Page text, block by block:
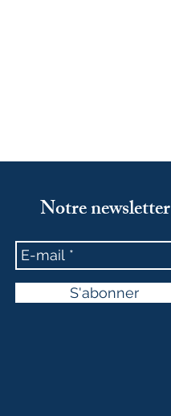
Notre newsletter
S'abonner